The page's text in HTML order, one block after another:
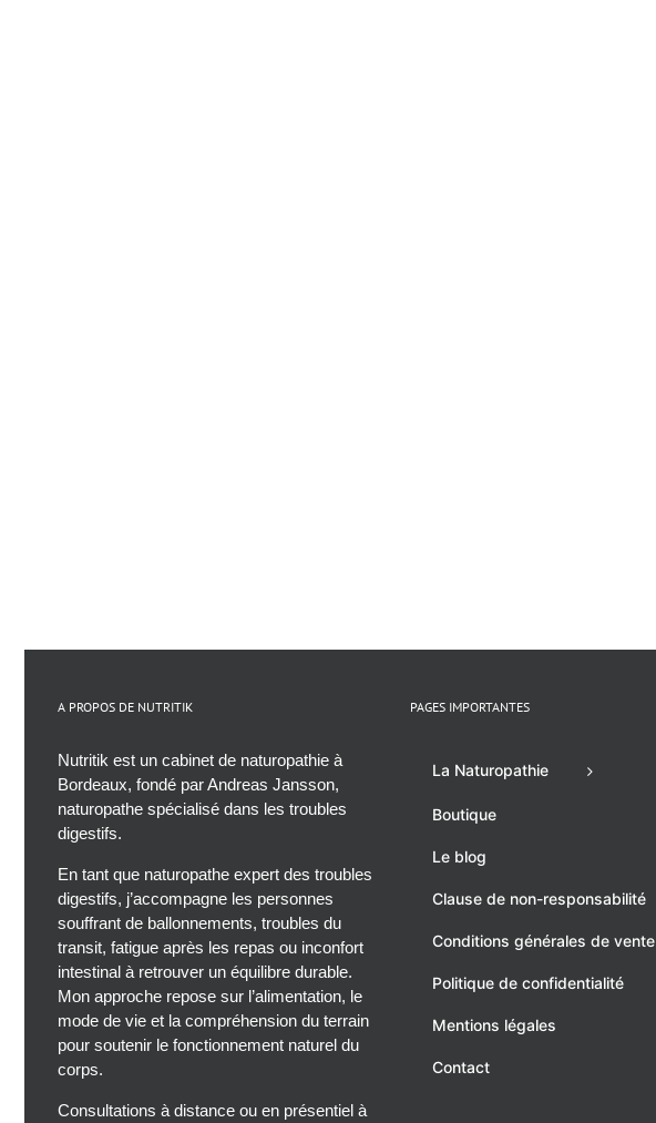
A PROPOS DE NUTRITIK
Nutritik est un cabinet de naturopathie à
Bordeaux, fondé par Andreas Jansson,
naturopathe spécialisé dans les troubles
digestifs.
En tant que naturopathe expert des troubles
digestifs, j’accompagne les personnes
souffrant de ballonnements, troubles du
transit, fatigue après les repas ou inconfort
intestinal à retrouver un équilibre durable.
Mon approche repose sur l’alimentation, le
mode de vie et la compréhension du terrain
pour soutenir le fonctionnement naturel du
corps.
Consultations à distance ou en présentiel à
PAGES IMPORTANTES
La Naturopathie
Boutique
Le blog
Clause de non-responsabilité
Conditions générales de vente
Politique de confidentialité
Mentions légales
Contact